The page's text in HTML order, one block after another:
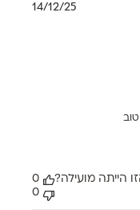
תאריך14/12/25
הייתה מועילה?
0
0